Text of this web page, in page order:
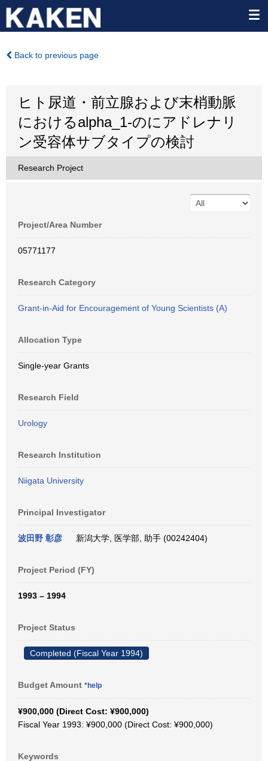
Back to previous page
ヒト尿道・前立腺および末梢動脈
におけるalpha_1-のにアドレナリ
ン受容体サブタイプの検討
Research Project
Project/Area Number
05771177
Research Category
Grant-in-Aid for Encouragement of Young Scientists (A)
Allocation Type
Single-year Grants
Research Field
Urology
Research Institution
Niigata University
Principal Investigator
波田野 彰彦 新潟大学, 医学部, 助手 (00242404)
Project Period (FY)
1993 – 1994
Project Status
Completed (Fiscal Year 1994)
Budget Amount *help
¥900,000 (Direct Cost: ¥900,000)
Fiscal Year 1993: ¥900,000 (Direct Cost: ¥900,000)
Keywords